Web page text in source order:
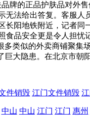
牌的正品护肤品对外
法给出答复。客服
阳地铁附近，记者
品安全更是令人担
类似的外卖商铺聚集
大隐患。在北京市朝
件销毁 江门文件销毁
中山 中山 江门 江门 惠州